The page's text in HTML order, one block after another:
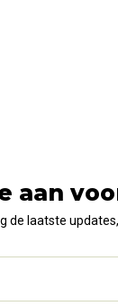
aan
de laatste